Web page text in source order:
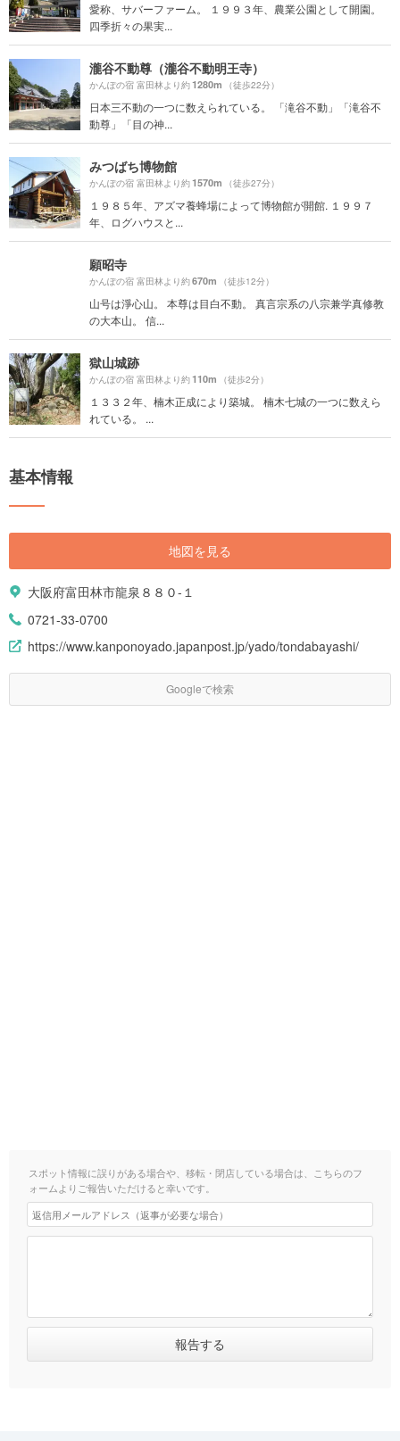
愛称、サバーファーム。 １９９３年、農業公園として開園。
四季折々の果実...
瀧谷不動尊（瀧谷不動明王寺）
かんぽの宿 富田林より約1280m （徒歩22分）
日本三不動の一つに数えられている。 「滝谷不動」「滝谷不
動尊」「目の神...
みつばち博物館
かんぽの宿 富田林より約1570m （徒歩27分）
１９８５年、アズマ養蜂場によって博物館が開館. １９９７
年、ログハウスと...
願昭寺
かんぽの宿 富田林より約670m （徒歩12分）
山号は淨心山。 本尊は目白不動。 真言宗系の八宗兼学真修教
の大本山。 信...
獄山城跡
かんぽの宿 富田林より約110m （徒歩2分）
１３３２年、楠木正成により築城。 楠木七城の一つに数えら
れている。 ...
基本情報
地図を見る
大阪府富田林市龍泉８８０-１
0721-33-0700
https://www.kanponoyado.japanpost.jp/yado/tondabayashi/
Googleで検索
スポット情報に誤りがある場合や、移転・閉店している場合は、こちらのフ
ォームよりご報告いただけると幸いです。